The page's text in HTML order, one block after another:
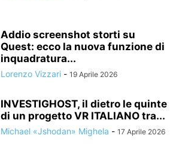
Addio screenshot storti su
Quest: ecco la nuova funzione di
inquadratura...
Lorenzo Vizzari - 19 Aprile 2026
INVESTIGHOST, il dietro le quinte
di un progetto VR ITALIANO tra...
Michael «Jshodan» Mighela - 17 Aprile 2026